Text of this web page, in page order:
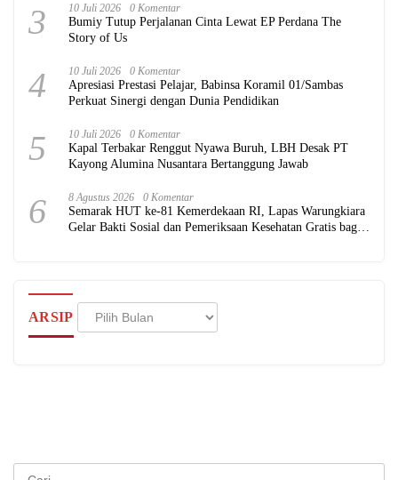
3 10 Juli 2026 0 Komentar
Bumiy Tutup Perjalanan Cinta Lewat EP Perdana The
Story of Us
4 10 Juli 2026 0 Komentar
Apresiasi Prestasi Pelajar, Babinsa Koramil 01/Sambas
Perkuat Sinergi dengan Dunia Pendidikan
5 10 Juli 2026 0 Komentar
Kapal Terbakar Renggut Nyawa Buruh, LBH Desak PT
Kayong Alumina Nusantara Bertanggung Jawab
6 8 Agustus 2026 0 Komentar
Semarak HUT ke-81 Kemerdekaan RI, Lapas Warungkiara
Gelar Bakti Sosial dan Pemeriksaan Kesehatan Gratis bagi
ARSIP
Arsip